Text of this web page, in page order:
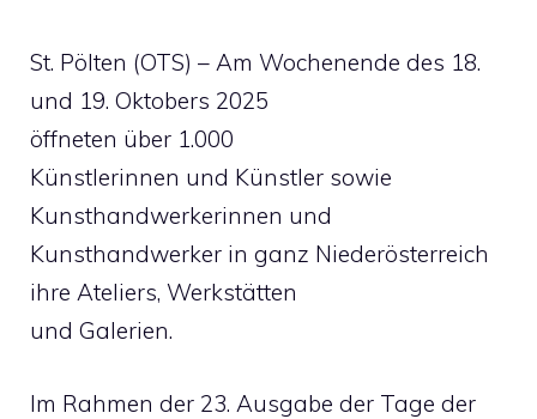
St. Pölten (OTS) – Am Wochenende des 18.
und 19. Oktobers 2025
öffneten über 1.000
Künstlerinnen und Künstler sowie
Kunsthandwerkerinnen und
Kunsthandwerker in ganz Niederösterreich
ihre Ateliers, Werkstätten
und Galerien.
Im Rahmen der 23. Ausgabe der Tage der